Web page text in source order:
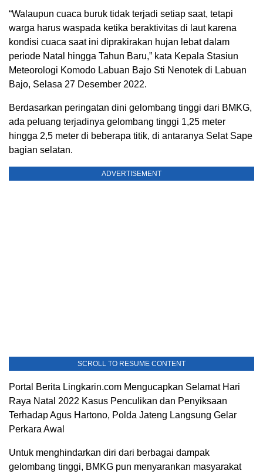
“Walaupun cuaca buruk tidak terjadi setiap saat, tetapi
warga harus waspada ketika beraktivitas di laut karena
kondisi cuaca saat ini diprakirakan hujan lebat dalam
periode Natal hingga Tahun Baru,” kata Kepala Stasiun
Meteorologi Komodo Labuan Bajo Sti Nenotek di Labuan
Bajo, Selasa 27 Desember 2022.
Berdasarkan peringatan dini gelombang tinggi dari BMKG,
ada peluang terjadinya gelombang tinggi 1,25 meter
hingga 2,5 meter di beberapa titik, di antaranya Selat Sape
bagian selatan.
ADVERTISEMENT
SCROLL TO RESUME CONTENT
Portal Berita Lingkarin.com Mengucapkan Selamat Hari
Raya Natal 2022 Kasus Penculikan dan Penyiksaan
Terhadap Agus Hartono, Polda Jateng Langsung Gelar
Perkara Awal
Untuk menghindarkan diri dari berbagai dampak
gelombang tinggi, BMKG pun menyarankan masyarakat